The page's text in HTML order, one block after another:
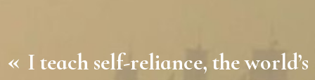
« I teach self-reliance, the world’s